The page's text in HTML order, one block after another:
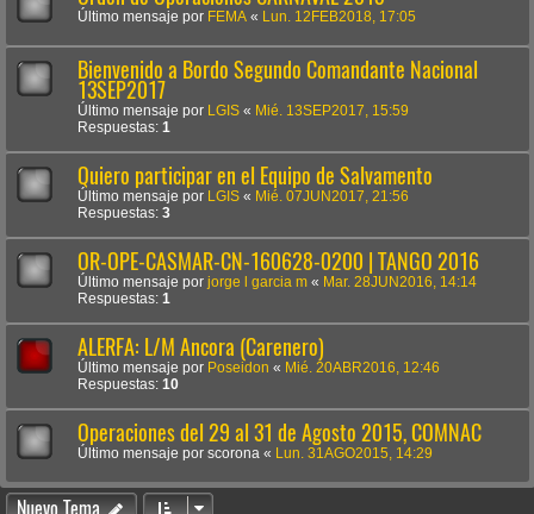
Último mensaje por FEMA « Lun. 12FEB2018, 17:05
Bienvenido a Bordo Segundo Comandante Nacional
13SEP2017
Último mensaje por LGIS « Mié. 13SEP2017, 15:59
Respuestas: 1
Quiero participar en el Equipo de Salvamento
Último mensaje por LGIS « Mié. 07JUN2017, 21:56
Respuestas: 3
OR-OPE-CASMAR-CN-160628-0200 | TANGO 2016
Último mensaje por jorge l garcia m « Mar. 28JUN2016, 14:14
Respuestas: 1
ALERFA: L/M Ancora (Carenero)
Último mensaje por Poseidon « Mié. 20ABR2016, 12:46
Respuestas: 10
Operaciones del 29 al 31 de Agosto 2015, COMNAC
Último mensaje por scorona « Lun. 31AGO2015, 14:29
Nuevo Tema